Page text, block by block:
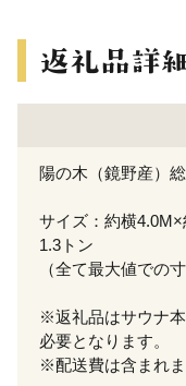
陽の木（鏡野産）
サイズ：約横
1.3トン
（全て最大値での
※返礼品はサウナ
必要となります。
※配送費は含まれま